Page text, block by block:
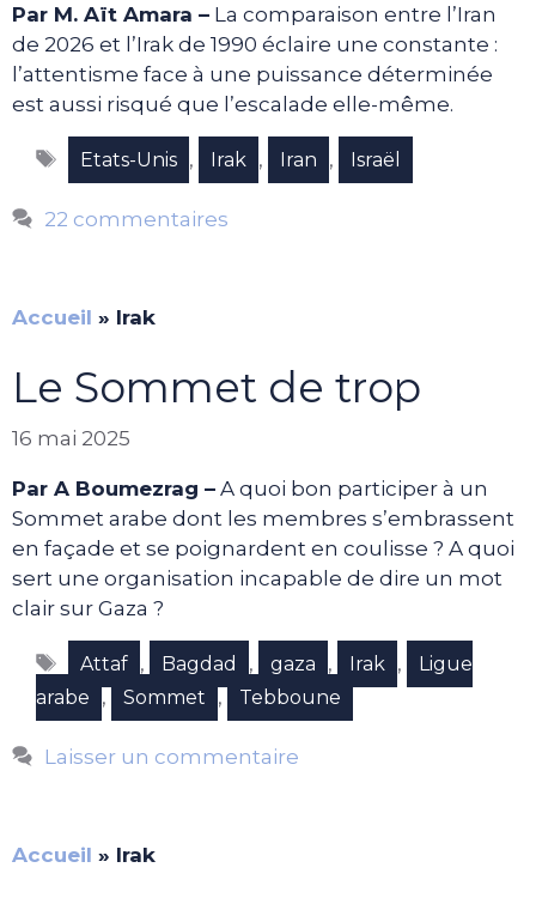
Par M. Aït Amara – La comparaison entre l’Iran
de 2026 et l’Irak de 1990 éclaire une constante :
l’attentisme face à une puissance déterminée
est aussi risqué que l’escalade elle-même.
Étiquettes
Etats-Unis , Irak , Iran , Israël
22 commentaires
Accueil » Irak
Le Sommet de trop
16 mai 2025
Par A Boumezrag – A quoi bon participer à un
Sommet arabe dont les membres s’embrassent
en façade et se poignardent en coulisse ? A quoi
sert une organisation incapable de dire un mot
clair sur Gaza ?
Étiquettes
Attaf , Bagdad , gaza , Irak ,
Ligue
arabe
, Sommet , Tebboune
Laisser un commentaire
Accueil » Irak